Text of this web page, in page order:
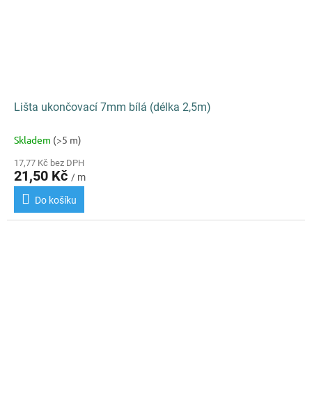
Lišta ukončovací 7mm bílá (délka 2,5m)
Skladem (>5 m)
17,77 Kč bez DPH
21,50 Kč / m
Do košíku